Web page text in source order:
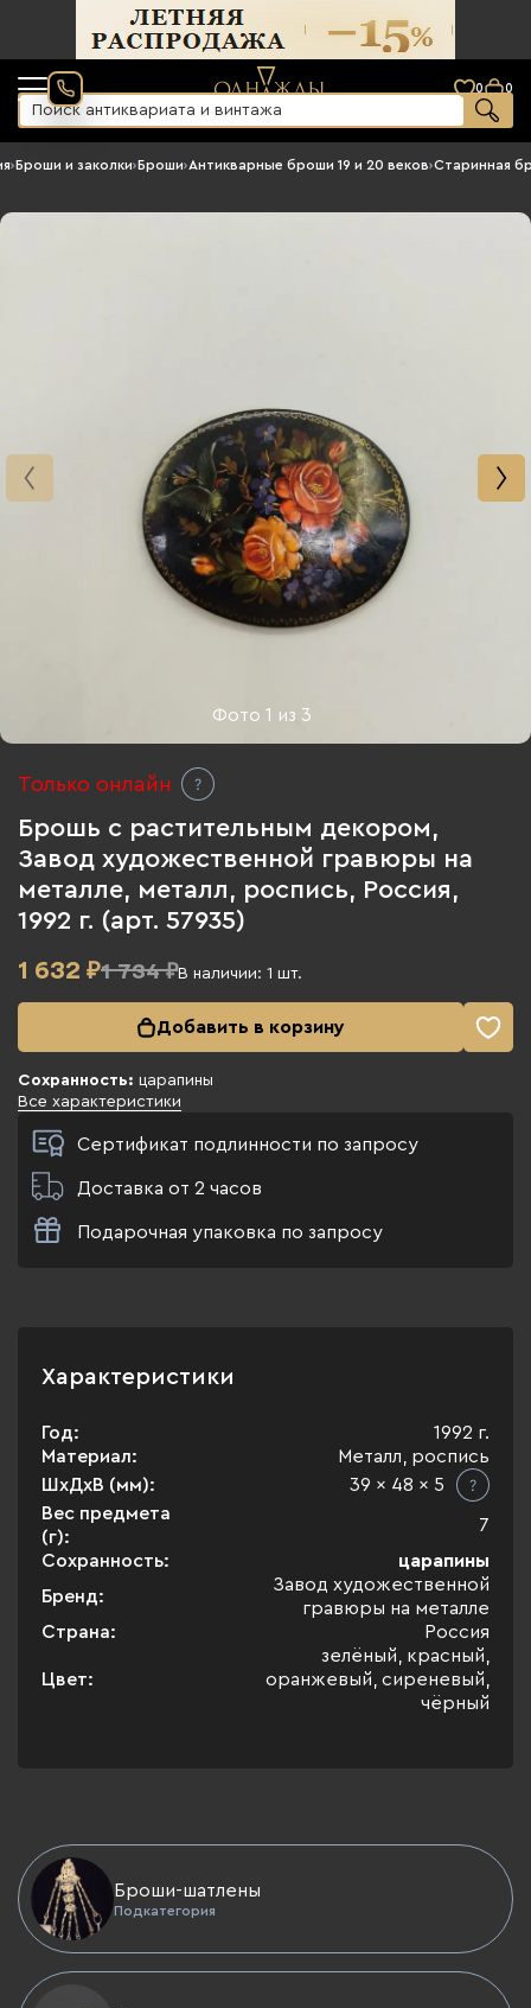
0 0
›Броши и заколки›Броши›Антикварные броши 19 и 20 веков›Старинная
Фото1 из 3
Только онлайн
Брошь с растительным декором,
Завод художественной гравюры на
металле, металл, роспись, Россия,
1992 г. (арт. 57935)
1 632 ₽1 734 ₽В наличии: 1 шт.
Добавить в корзину
Сохранность: царапины
Все характеристики
Сертификат подлинности по запросу
Доставка от 2 часов
Подарочная упаковка по запросу
Характеристики
Год:
1992 г.
Материал:
Металл, роспись
ШхДхВ (мм):
39 x 48 x 5
Вес предмета
(г):
7
Сохранность:
царапины
Бренд:
Завод художественной
гравюры на металле
Страна:
Россия
Цвет:
зелёный, красный,
оранжевый, сиреневый,
чёрный
Броши-шатлены
Подкатегория